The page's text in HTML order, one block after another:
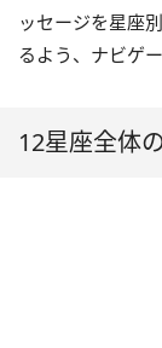
ッセージを星座
るよう、ナビゲ
12星座全体